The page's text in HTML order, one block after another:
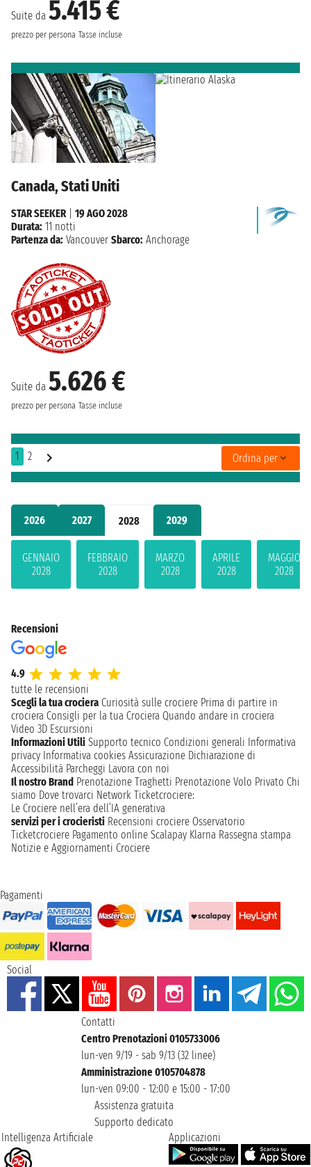
2026 2027 2028 2029
GENNAIO
2028
FEBBRAIO
2028
MARZO
2028
APRILE
2028
MAGGIO
2028
Suite da 5.415 €
prezzo per persona Tasse incluse
Canada, Stati Uniti
Suite da 5.626 €
prezzo per persona Tasse incluse
STAR SEEKER| 19 AGO 2028
Durata: 11 notti
Partenza da: Vancouver Sbarco: Anchorage
1 2 Ordina per
Recensioni
4.9
tutte le recensioni
Scegli la tua crociera Curiosità sulle crociere Prima di partire in
crociera Consigli per la tua Crociera Quando andare in crociera
Video 3D Escursioni
Informazioni Utili Supporto tecnico Condizioni generali Informativa
privacy Informativa cookies Assicurazione Dichiarazione di
Accessibilità Parcheggi Lavora con noi
Il nostro Brand Prenotazione Traghetti Prenotazione Volo Privato Chi
siamo Dove trovarci Network Ticketcrociere:
Le Crociere nell’era dell’IA generativa
servizi per i crocieristi Recensioni crociere Osservatorio
Ticketcrociere Pagamento online Scalapay Klarna Rassegna stampa
Notizie e Aggiornamenti Crociere
Pagamenti
Social
Contatti
Centro Prenotazioni 0105733006
lun-ven 9/19 - sab 9/13 (32 linee)
Amministrazione 0105704878
lun-ven 09:00 - 12:00 e 15:00 - 17:00
Assistenza gratuita
Supporto dedicato
Intelligenza Artificiale
Applicazioni